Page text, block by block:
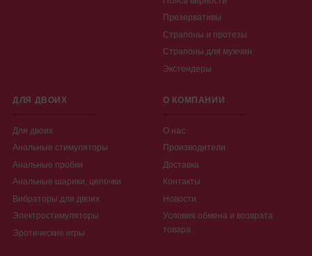
Презервативы
Страпоны и протезы
Страпоны для мужчин
Экстендеры
ДЛЯ ДВОИХ
Для двоих
Анальные стимуляторы
Анальные пробки
Анальные шарики, цепочки
Вибраторы для двоих
Электростимуляторы
Эротические игры
О КОМПАНИИ
О нас
Производители
Доставка
Контакты
Новости
Условия обмена и возврата
товара